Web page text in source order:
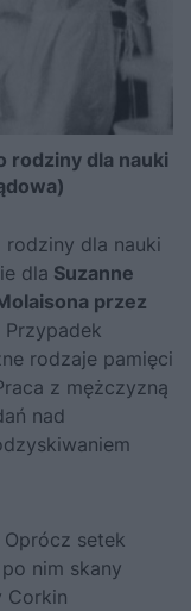
rodziny dla nauki
dla nauki
dla Suzanne
przez
rodzaje pamięci
z mężczyzną
nad
setek
nim skany
Corkin